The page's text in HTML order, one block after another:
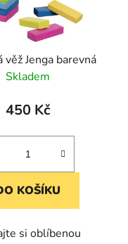
věž Jenga barevná
Skladem
450 Kč
KOŠÍKU
si oblíbenou